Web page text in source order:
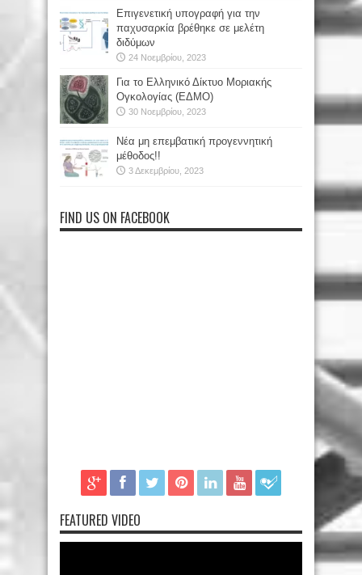
Επιγενετική υπογραφή για την
παχυσαρκία βρέθηκε σε μελέτη
διδύμων
24 Νοεμβρίου, 2023
Για το Ελληνικό Δίκτυο Μοριακής
Ογκολογίας (ΕΔΜΟ)
30 Νοεμβρίου, 2023
Νέα μη επεμβατική προγεννητική
μέθοδος!!
3 Δεκεμβρίου, 2023
FIND US ON FACEBOOK
FEATURED VIDEO